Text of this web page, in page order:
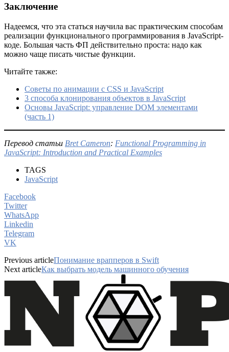
Заключение
Надеемся, что эта статься научила вас практическим способам
реализации функционального программирования в JavaScript-
коде. Большая часть ФП действительно проста: надо как
можно чаще писать чистые функции.
Читайте также:
Советы по анимации с CSS и JavaScript
3 способа клонирования объектов в JavaScript
Основы JavaScript: управление DOM элементами
(часть 1)
Перевод статьи Bret Cameron: Functional Programming in
JavaScript: Introduction and Practical Examples
TAGS
JavaScript
Facebook
Twitter
WhatsApp
Linkedin
Telegram
VK
Previous articleПонимание врапперов в Swift
Next articleКак выбрать модель машинного обучения